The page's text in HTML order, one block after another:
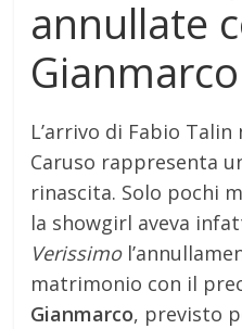
annullate
Gianmarco
L’arrivo di Fabio
Caruso rappresenta
rinascita. Solo pochi
la showgirl aveva
Verissimo
matrimonio con il
Gianmarco, previsto